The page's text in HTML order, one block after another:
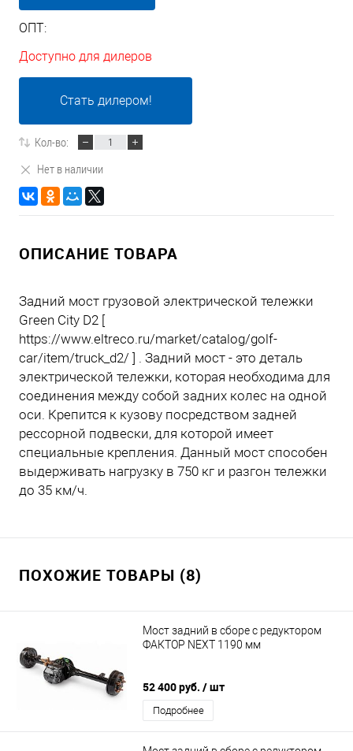
ОПТ:
Доступно для дилеров
Стать дилером!
Кол-во:
Нет в наличии
ОПИСАНИЕ ТОВАРА
Задний мост грузовой электрической тележки
Green City D2 [
https://www.eltreco.ru/market/catalog/golf-
car/item/truck_d2/ ] . Задний мост - это деталь
электрической тележки, которая необходима для
соединения между собой задних колес на одной
оси. Крепится к кузову посредством задней
рессорной подвески, для которой имеет
специальные крепления. Данный мост способен
выдерживать нагрузку в 750 кг и разгон тележки
до 35 км/ч.
ПОХОЖИЕ ТОВАРЫ (8)
Мост задний в сборе с редуктором
ФАКТОР NEXT 1190 мм
52 400 руб. / шт
Подробнее